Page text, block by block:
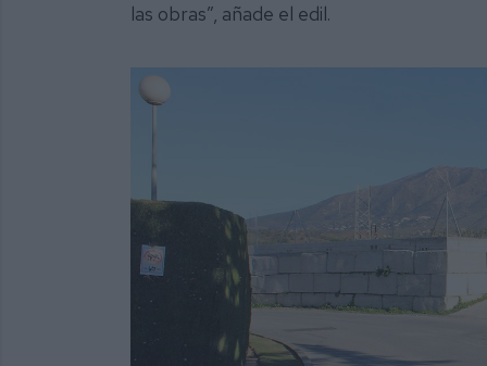
las obras”, añade el edil.